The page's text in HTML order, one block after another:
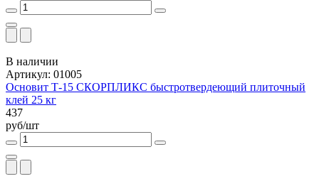
В наличии
Артикул: 01005
Основит Т-15 СКОРПЛИКС быстротвердеющий плиточный
клей 25 кг
437
руб/шт